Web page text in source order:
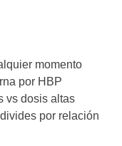
momento
por HBP
vs dosis altas
por relación